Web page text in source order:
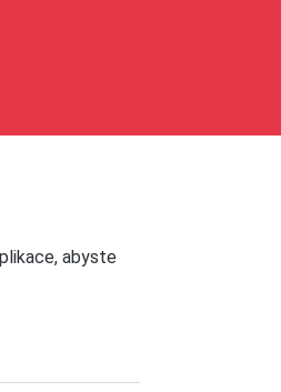
abyste